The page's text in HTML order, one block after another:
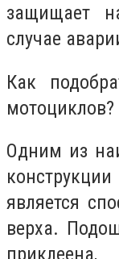
защищает
случае
Как
мотоциклов?
Одним из
является
верха.